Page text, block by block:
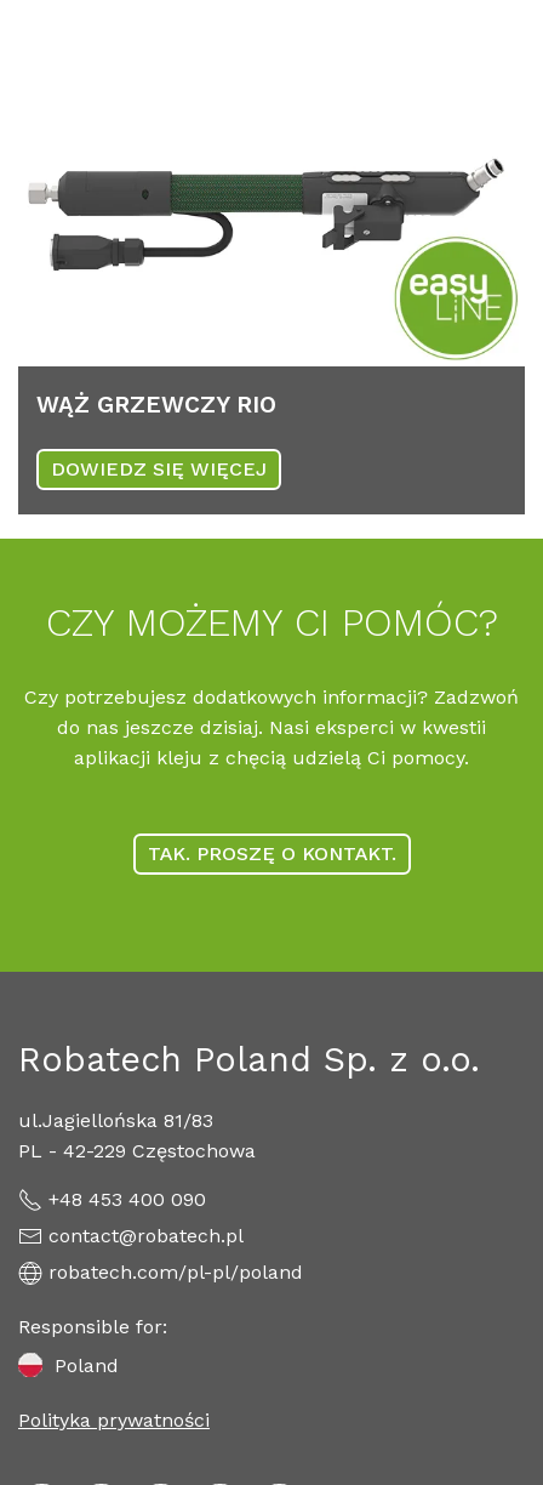
WĄŻ GRZEWC­ZY RIO
DOWIEDZ SIĘ WIĘCEJ
CZY MOŻE­MY CI POMÓC?
Czy potrzebujesz dodatkowych informacji? Zadzwoń
do nas jeszcze dzisiaj. Nasi eksperci w kwestii
aplikacji kleju z chęcią udzielą Ci pomocy.
TAK. PROSZĘ O KONTAKT.
Robatech Poland Sp. z o.o.
ul.Jagiellońska 81/83
PL - 42-229 Częstochowa
+48 453 400 090
contact@robatech.pl
robatech.com/pl-pl/poland
Responsible for:
Poland
Polityka prywatności